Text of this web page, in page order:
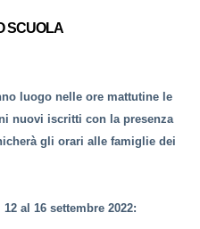
SCUOLA
luogo nelle ore mattutine le
nuovi iscritti con la presenza
gli orari alle famiglie dei
al 16 settembre 2022: